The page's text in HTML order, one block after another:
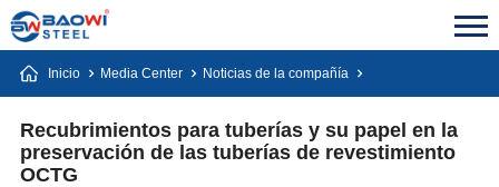
Inicio Media Center Noticias de la compañía
Recubrimientos para tuberías y su papel en la
preservación de las tuberías de revestimiento
OCTG